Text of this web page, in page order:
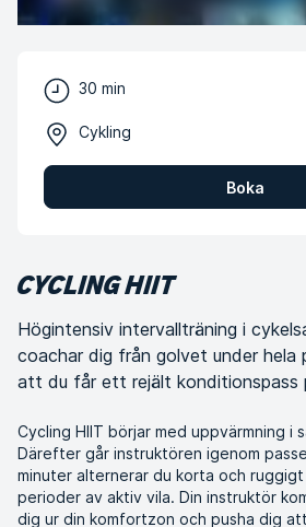
30 min
Cykling
Boka
CYCLING HIIT​
Högintensiv intervallträning i
coachar dig från golvet under hela
att du får ett rejält konditionspass
Cycling HIIT börjar med uppvärmning i
Därefter går instruktören igenom
minuter alternerar du korta och
perioder av aktiv vila. Din instruktör
dig ur din komfortzon och pusha dig